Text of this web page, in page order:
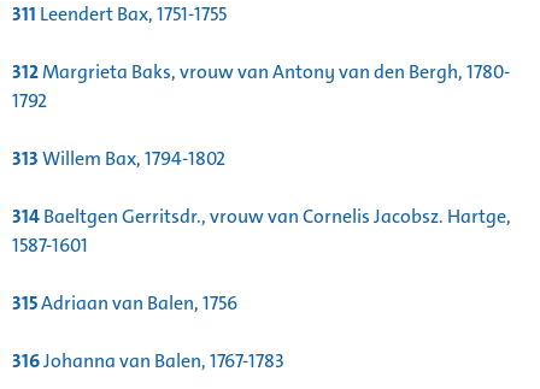
311 Leendert Bax, 1751-1755
312Margrieta Baks, vrouw van Antony van den Bergh, 1780-
1792
313Willem Bax, 1794-1802
314Baeltgen Gerritsdr., vrouw van Cornelis Jacobsz. Hartge,
1587-1601
315Adriaan van Balen, 1756
316Johanna van Balen, 1767-1783